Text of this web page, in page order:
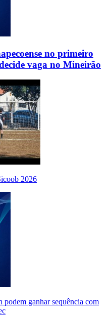
no primeiro
vaga no Mineirão
2026
ganhar sequência com